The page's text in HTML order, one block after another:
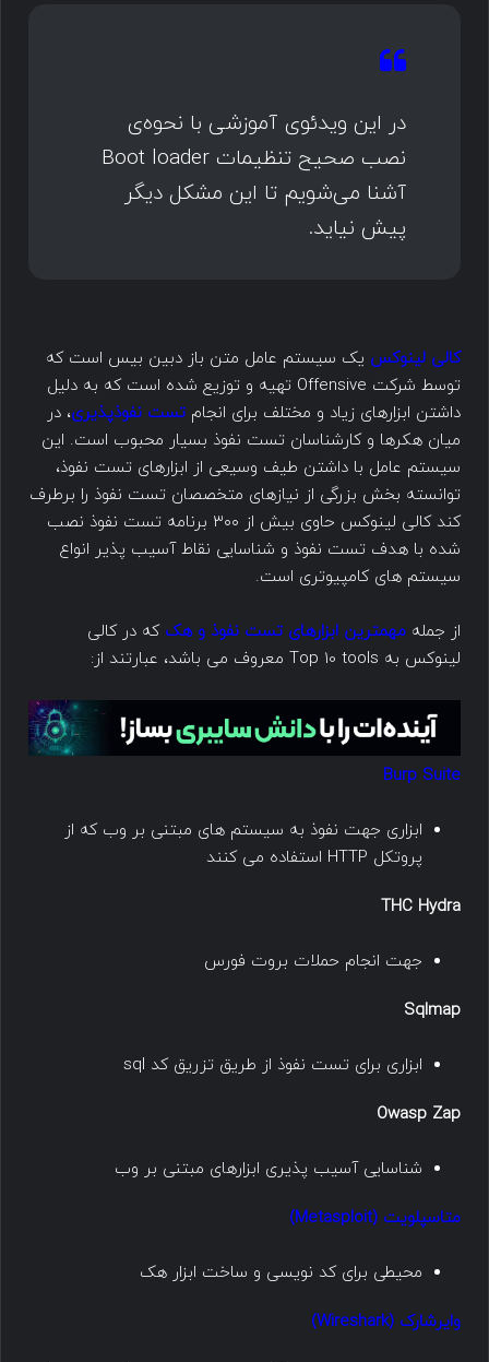
در این ویدئوی آموزشی با نحوه‌ی
نصب صحیح تنظیمات Boot loader
آشنا می‌شویم تا این مشکل دیگر
پیش نیاید.
کالی لینوکس یک سیستم عامل متن باز دبین بیس است که
توسط شرکت Offensive تهیه و توزیع شده است که به دلیل
داشتن ابزارهای زیاد و مختلف برای انجام تست نفوذپذیری، در
میان هکرها و کارشناسان تست نفوذ بسیار محبوب است. این
سیستم عامل با داشتن طیف وسیعی از ابزارهای تست نفوذ،
توانسته بخش بزرگی از نیازهای متخصصان تست نفوذ را برطرف
کند کالی لینوکس حاوی بیش از ۳۰۰ برنامه تست نفوذ نصب
شده با هدف تست نفوذ و شناسایی نقاط آسیب پذیر انواع
سیستم های کامپیوتری است.
از جمله مهمترین ابزارهای تست نفوذ و هک که در کالی
لینوکس به Top 10 tools معروف می باشد، عبارتند از:
Burp Suite
ابزاری جهت نفوذ به سیستم های مبتنی بر وب که از
پروتکل HTTP استفاده می کنند
THC Hydra
جهت انجام حملات بروت فورس
Sqlmap
ابزاری برای تست نفوذ از طریق تزریق کد sql
Owasp Zap
شناسایی آسیب پذیری ابزارهای مبتنی بر وب
متاسپلویت (Metasploit)
محیطی برای کد نویسی و ساخت ابزار هک
وایرشارک (Wireshark)